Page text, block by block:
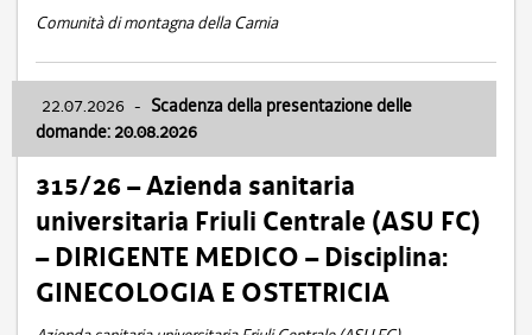
Comunità di montagna della Carnia
22.07.2026 - Scadenza della presentazione delle
domande: 20.08.2026
315/26 – Azienda sanitaria
universitaria Friuli Centrale (ASU FC)
– DIRIGENTE MEDICO – Disciplina:
GINECOLOGIA E OSTETRICIA